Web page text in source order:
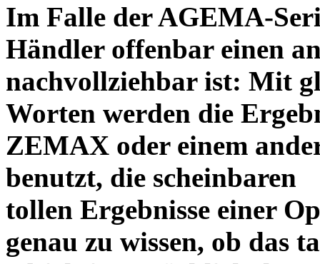
Im Falle der AGEMA-
Händler offenbar einen
nachvollziehbar ist: Mit
Worten werden die
ZEMAX oder einem
benutzt, die scheinbaren
tollen Ergebnisse einer
genau zu wissen, ob das